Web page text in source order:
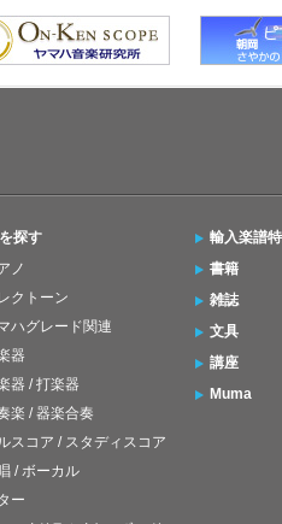
探す
ノ
クトーン
ハグレード関連
器
器 / 打楽器
楽 / 器楽合奏
スコア / スタディスコア
/ ボーカル
ー
輸入楽譜
書籍
雑誌
文具
講座
Muma